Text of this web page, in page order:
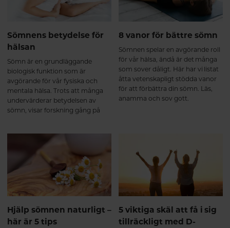
Sömnens betydelse för
hälsan
Sömn är en grundläggande
biologisk funktion som är
avgörande för vår fysiska och
mentala hälsa. Trots att många
undervärderar betydelsen av
sömn, visar forskning gång på
och regelbunden motion. I den
här artikeln går vi igenom varför
sömn är så viktig och hur brist på
sömn kan påverka både kropp
8 vanor för bättre sömn
Sömnen spelar en avgörande roll
för vår hälsa, ändå är det många
som sover dåligt. Här har vi listat
åtta vetenskapligt stödda vanor
för att förbättra din sömn. Läs,
anamma och sov gott.
Hjälp sömnen naturligt –
här är 5 tips
5 viktiga skäl att få i sig
tillräckligt med D-